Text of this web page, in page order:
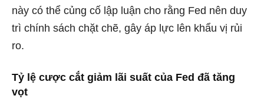
này có thể củng cố lập luận cho rằng Fed nên duy
trì chính sách chặt chẽ, gây áp lực lên khẩu vị rủi
ro.
Tỷ lệ cược cắt giảm lãi suất của Fed đã tăng
vọt